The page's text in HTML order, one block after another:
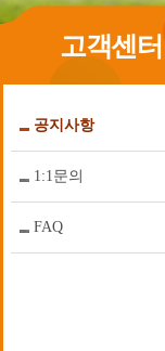
고객센터
공지사항
1:1문의
FAQ